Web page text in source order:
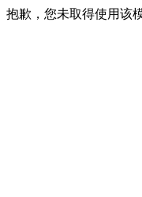
抱歉，您未取得使用该